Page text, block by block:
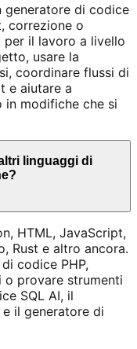
generatore di codice
correzione o
il lavoro a livello
usare la
coordinare flussi di
e aiutare a
in modifiche che si
linguaggi di
HTML, JavaScript,
Rust e altro ancora.
codice PHP,
o provare strumenti
SQL AI, il
il generatore di